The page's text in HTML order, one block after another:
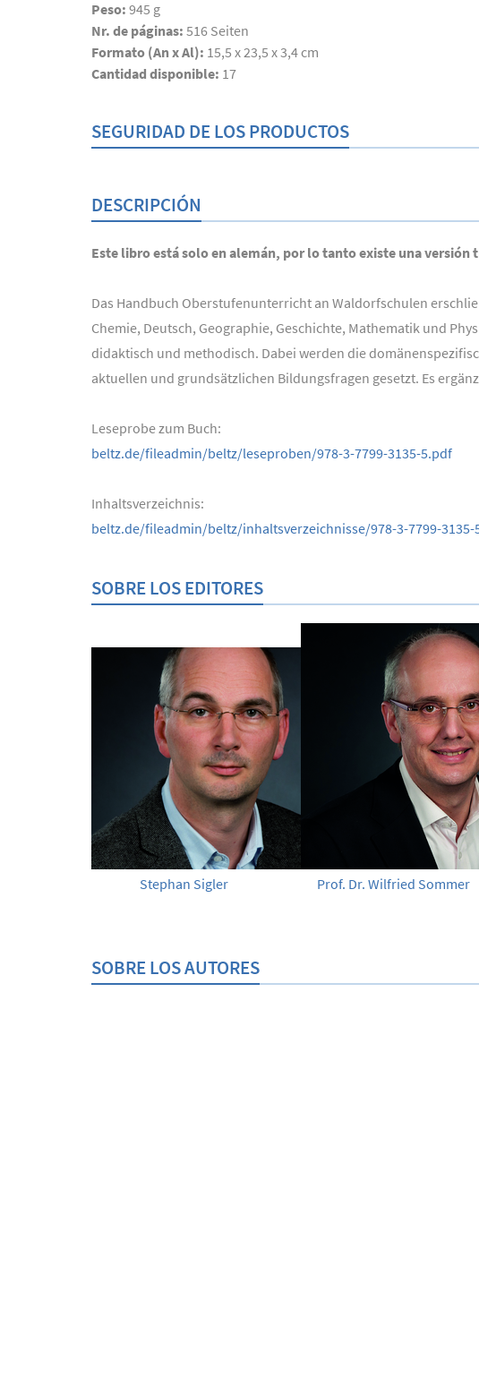
Peso: 945 g
Nr. de páginas: 516 Seiten
Formato (An x Al): 15,5 x 23,5 x 3,4 cm
Cantidad disponible: 17
SEGURIDAD DE LOS PRODUCTOS
DESCRIPCIÓN
Este libro está solo en alemán, por lo tanto existe una versión
Das Handbuch Oberstufenunterricht an Waldorfschulen
Chemie, Deutsch, Geographie, Geschichte, Mathematik und
didaktisch und methodisch. Dabei werden die
aktuellen und grundsätzlichen Bildungsfragen gesetzt. Es
Leseprobe zum Buch:
beltz.de/fileadmin/beltz/leseproben/978-3-7799-3135-5.pdf
Inhaltsverzeichnis:
beltz.de/fileadmin/beltz/inhaltsverzeichnisse/978-3-7799-3135-
SOBRE LOS EDITORES
Stephan Sigler Prof. Dr. Wilfried Sommer
SOBRE LOS AUTORES